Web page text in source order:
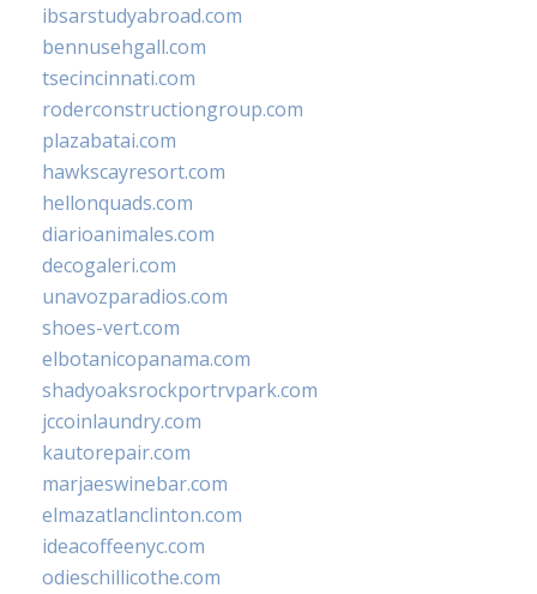
ibsarstudyabroad.com
bennusehgall.com
tsecincinnati.com
roderconstructiongroup.com
plazabatai.com
hawkscayresort.com
hellonquads.com
diarioanimales.com
decogaleri.com
unavozparadios.com
shoes-vert.com
elbotanicopanama.com
shadyoaksrockportrvpark.com
jccoinlaundry.com
kautorepair.com
marjaeswinebar.com
elmazatlanclinton.com
ideacoffeenyc.com
odieschillicothe.com